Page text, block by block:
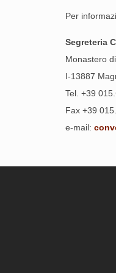
Per
Segreteria
Monastero
I-13887
Tel. +39
Fax +39
e-mail: